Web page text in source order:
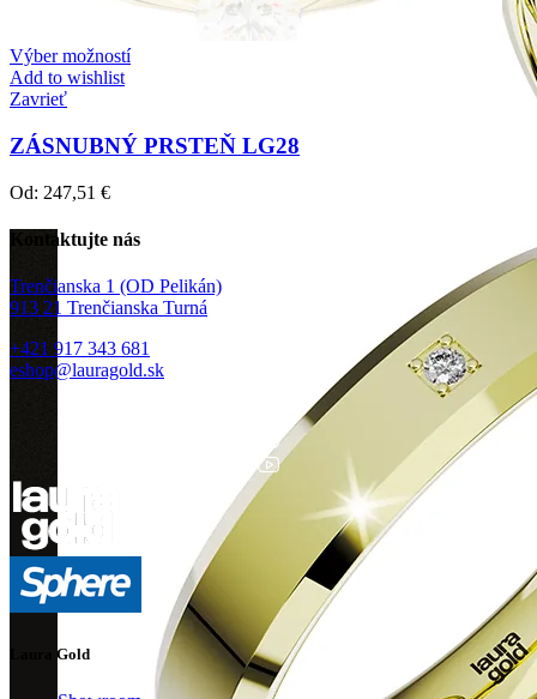
Výber možností
Add to wishlist
Zavrieť
ZÁSNUBNÝ PRSTEŇ LG28
Od: 247,51 €
Kontaktujte nás
Trenčianska 1 (OD Pelikán)
913 21 Trenčianska Turná
+421 917 343 681
eshop@lauragold.sk
Laura Gold